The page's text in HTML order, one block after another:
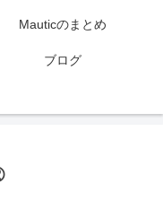
Mauticのまとめ
ブログ